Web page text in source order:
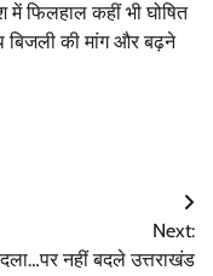
में फिलहाल कहीं भी घोषित
बिजली की मांग और बढ़ने
Next:
नहीं बदले उत्तराखंड